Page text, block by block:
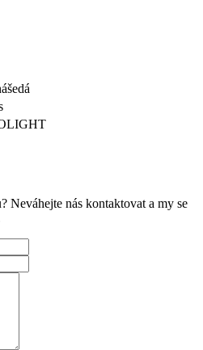
Neváhejte nás kontaktovat a my se